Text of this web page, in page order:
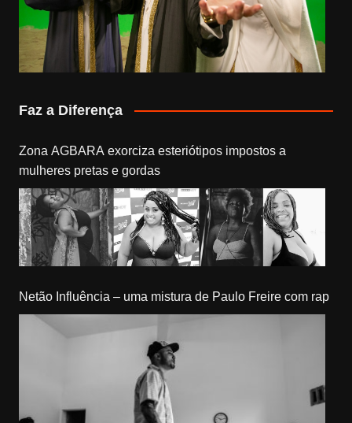
Faz a Diferença
Zona AGBARA exorciza esteriótipos impostos a
mulheres pretas e gordas
Netão Influência – uma mistura de Paulo Freire com rap